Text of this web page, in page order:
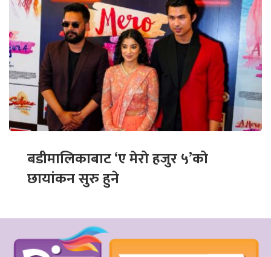
बडीमालिकाबाट ‘ए मेरो हजुर ५’को
छायांकन सुरु हुने